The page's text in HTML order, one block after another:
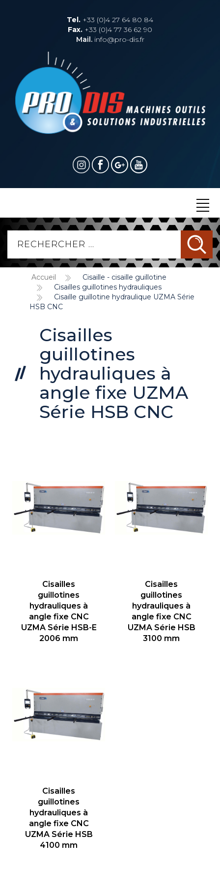
Tel. +33 (0)4 27 64 80 84
Fax. +33 (0)4 77 36 62 90
Mail.info@pro-dis.fr
Accueil
Cisaille - cisaille guillotine
Cisailles guillotines hydrauliques
Cisaille guillotine hydraulique UZMA Série
HSB CNC
Cisailles
guillotines
hydrauliques à
angle fixe UZMA
Série HSB CNC
Cisailles
guillotines
hydrauliques à
angle fixe CNC
UZMA Série HSB-E
2006 mm
Cisailles
guillotines
hydrauliques à
angle fixe CNC
UZMA Série HSB
3100 mm
Cisailles
guillotines
hydrauliques à
angle fixe CNC
UZMA Série HSB
4100 mm